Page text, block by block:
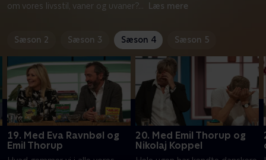
om vores livsstil, vaner og uvaner?... Læs mere
Sæson 2 Sæson 3 Sæson 4 Sæson 5
19. Med Eva Ravnbøl og
Emil Thorup
20. Med Emil Thorup og
Nikolaj Koppel